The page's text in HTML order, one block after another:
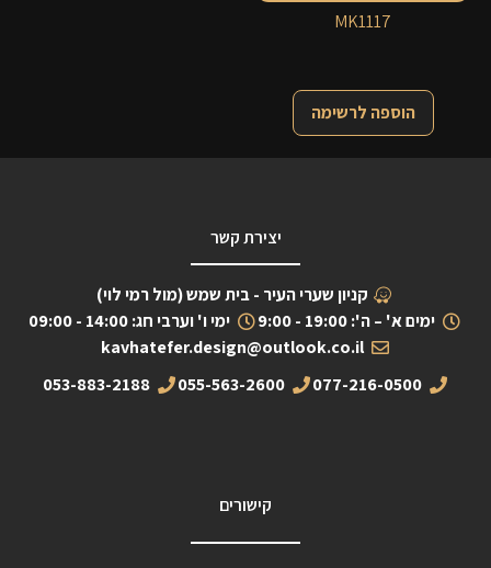
MK1117
הוספה לרשימה
יצירת קשר
קניון שערי העיר - בית שמש (מול רמי לוי)
ימים א' – ה': 19:00 - 9:00
ימי ו' וערבי חג: 14:00 - 09:00
kavhatefer.design@outlook.co.il
077-216-0500
055-563-2600
053-883-2188
קישורים